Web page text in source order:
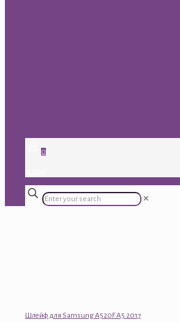
0
✕
Шлейф для Samsung A520F A5 2017